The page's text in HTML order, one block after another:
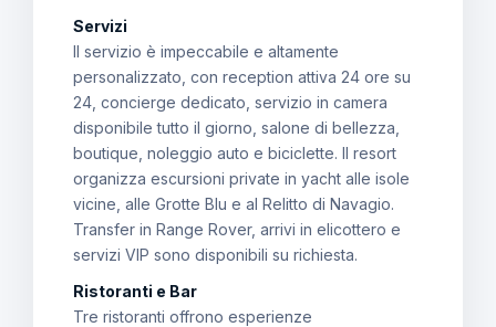
Servizi
Il servizio è impeccabile e altamente
personalizzato, con reception attiva 24 ore su
24, concierge dedicato, servizio in camera
disponibile tutto il giorno, salone di bellezza,
boutique, noleggio auto e biciclette. Il resort
organizza escursioni private in yacht alle isole
vicine, alle Grotte Blu e al Relitto di Navagio.
Transfer in Range Rover, arrivi in elicottero e
servizi VIP sono disponibili su richiesta.
Ristoranti e Bar
Tre ristoranti offrono esperienze